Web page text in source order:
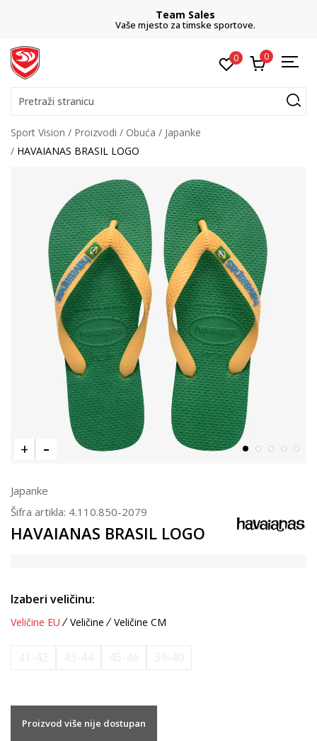
Team Sales
Vaše mjesto za timske sportove.
0 0
Pretraži stranicu
Sport Vision Proizvodi Obuća
Japanke
HAVAIANAS BRASIL LOGO
Japanke
Šifra artikla: 4.110.850-2079
HAVAIANAS BRASIL LOGO
Izaberi veličinu:
Veličine EU Veličine Veličine CM
Proizvod više nije dostupan